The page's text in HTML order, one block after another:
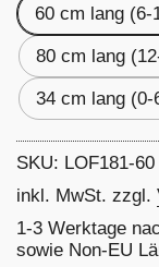
60 cm lang (6-
80 cm lang
34 cm lang (0-
SKU: LOF181-60
inkl. MwSt. zzgl.
1-3 Werktage
sowie Non-EU